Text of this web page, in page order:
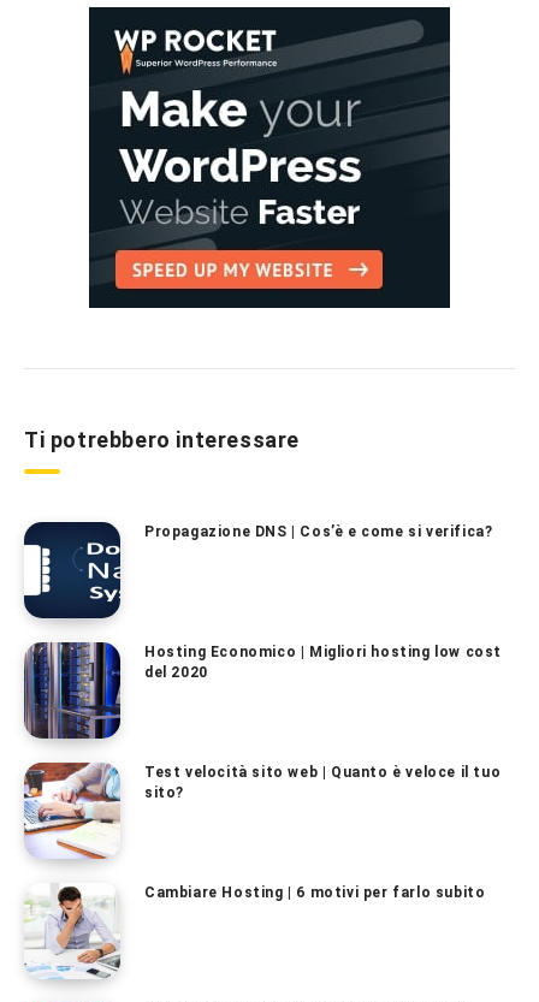
Ti potrebbero interessare
Propagazione DNS | Cos’è e come si verifica?
Hosting Economico | Migliori hosting low cost
del 2020
Test velocità sito web | Quanto è veloce il tuo
sito?
Cambiare Hosting | 6 motivi per farlo subito